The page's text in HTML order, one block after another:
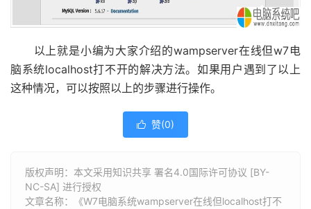
以上就是小编为大家介绍的wampserver在线但w7电
脑系统localhost打不开的解决方法。如果用户遇到了以上
这种情况，可以按照以上的步骤进行操作。
 赞(0)
版权声明：本文采用知识共享 署名4.0国际许可协议 [BY-
NC-SA] 进行授权
文章名称：《W7电脑系统wampserver在线但localhost打不